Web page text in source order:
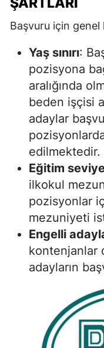
Başvuru için genel
Yaş sınırı:
pozisyona
aralığında
beden işçisi
adaylar
edilmektedir.
Eğitim
ilkokul
pozisyonlar
mezuniyeti
Engelli
kontenjanlar
adayların